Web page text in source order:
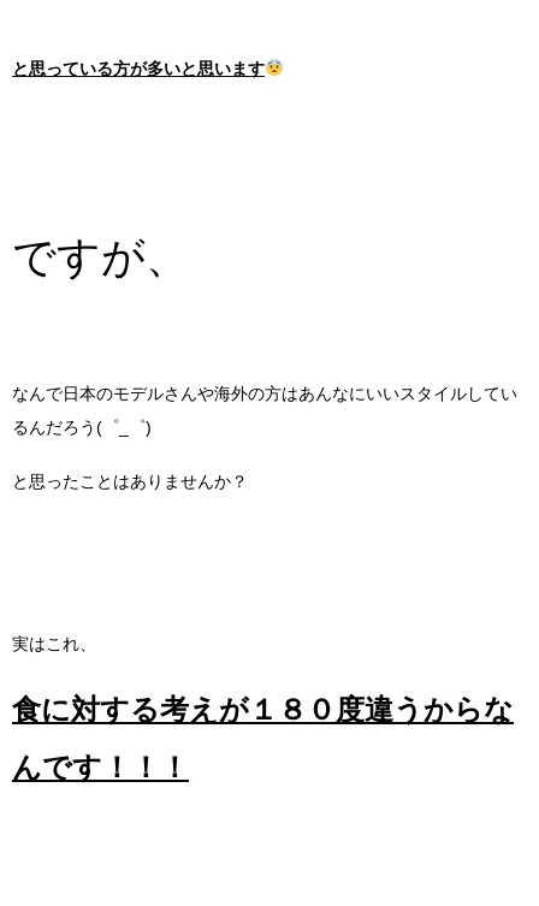
と思っている方が多いと思います
ですが、
なんで日本のモデルさんや海外の方はあんなにいいスタイルしてい
るんだろう(゜_゜)
と思ったことはありませんか？
実はこれ、
食に対する考えが１８０度違うからな
んです！！！